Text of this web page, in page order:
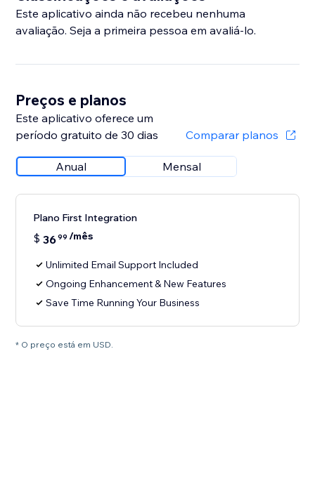
Este aplicativo ainda não recebeu nenhuma
avaliação. Seja a primeira pessoa em avaliá-lo.
Preços e planos
Este aplicativo oferece um
período gratuito de 30 dias
Comparar planos
Anual Mensal
Plano First Integration
$ 3699 /mês
Unlimited Email Support Included
Ongoing Enhancement & New Features
Save Time Running Your Business
* O preço está em USD.